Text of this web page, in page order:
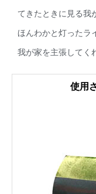
てきたときに見る我
ほんわかと灯ったラ
我が家を主張してく
使用